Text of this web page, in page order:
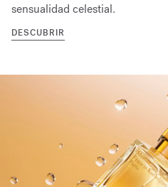
sensualidad celestial.
DESCUBRIR